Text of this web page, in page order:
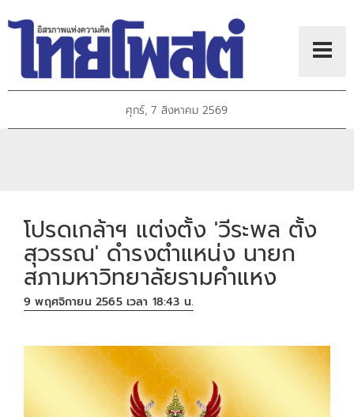
ศุกร์, 7 สิงหาคม 2569
โปรดเกล้าฯ แต่งตั้ง 'วีระพล ตั้ง
สุวรรณ' ดำรงตำแหน่ง นายก
สภามหาวิทยาลัยรามคำแหง
9 พฤศจิกายน 2565 เวลา 18:43 น.